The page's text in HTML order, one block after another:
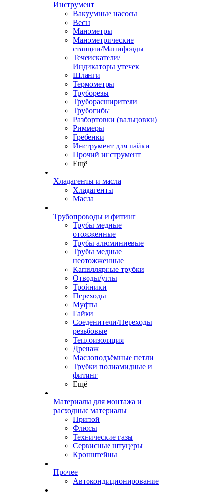
Инструмент
Вакуумные насосы
Весы
Манометры
Манометрические
станции/Манифолды
Течеискатели/
Индикаторы утечек
Шланги
Термометры
Труборезы
Труборасширители
Трубогибы
Разбортовки (вальцовки)
Риммеры
Гребенки
Инструмент для пайки
Прочий инструмент
Ещё
Хладагенты и масла
Хладагенты
Масла
Трубопроводы и фитинг
Трубы медные
отожженные
Трубы алюминиевые
Трубы медные
неотожженные
Капиллярные трубки
Отводы/углы
Тройники
Переходы
Муфты
Гайки
Соеденители/Переходы
резьбовые
Теплоизоляция
Дренаж
Маслоподъёмные петли
Трубки полиамидные и
фитинг
Ещё
Материалы для монтажа и
расходные материалы
Припой
Флюсы
Технические газы
Сервисные штуцеры
Кронштейны
Прочее
Автокондиционирование